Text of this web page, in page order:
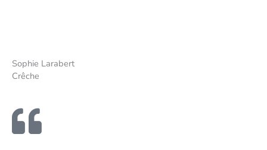
Sophie Larabert
Crêche